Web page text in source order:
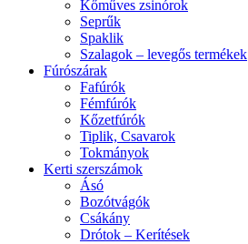
Kőműves zsinórok
Seprűk
Spaklik
Szalagok – levegős termékek
Fúrószárak
Fafúrók
Fémfúrók
Kőzetfúrók
Tiplik, Csavarok
Tokmányok
Kerti szerszámok
Ásó
Bozótvágók
Csákány
Drótok – Kerítések